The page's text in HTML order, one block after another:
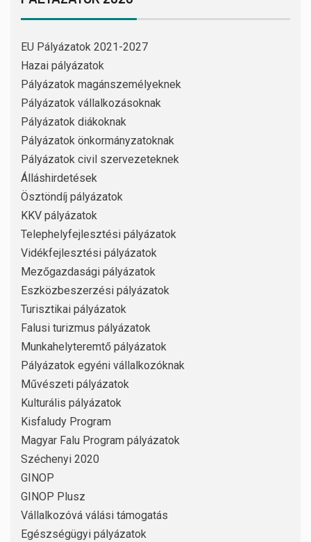
EU Pályázatok 2021-2027
Hazai pályázatok
Pályázatok magánszemélyeknek
Pályázatok vállalkozásoknak
Pályázatok diákoknak
Pályázatok önkormányzatoknak
Pályázatok civil szervezeteknek
Álláshirdetések
Ösztöndíj pályázatok
KKV pályázatok
Telephelyfejlesztési pályázatok
Vidékfejlesztési pályázatok
Mezőgazdasági pályázatok
Eszközbeszerzési pályázatok
Turisztikai pályázatok
Falusi turizmus pályázatok
Munkahelyteremtő pályázatok
Pályázatok egyéni vállalkozóknak
Művészeti pályázatok
Kulturális pályázatok
Kisfaludy Program
Magyar Falu Program pályázatok
Széchenyi 2020
GINOP
GINOP Plusz
Vállalkozóvá válási támogatás
Egészségügyi pályázatok